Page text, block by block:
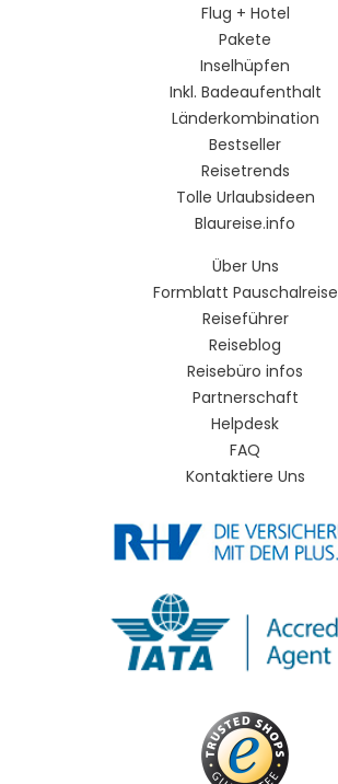
Flug + Hotel
Pakete
Inselhüpfen
Inkl. Badeaufenthalt
Länderkombination
Bestseller
Reisetrends
Tolle Urlaubsideen
Blaureise.info
Über Uns
Formblatt Pauschalreise
Reiseführer
Reiseblog
Reisebüro infos
Partnerschaft
Helpdesk
FAQ
Kontaktiere Uns